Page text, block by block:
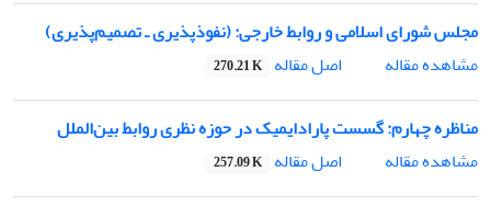
مجلس شورای اسلامی و روابط خارجی: (نفوذپذیری ـ تصمیم‌پذیری)
مشاهده مقاله
اصل مقاله 270.21 K
مناظره چهارم: گسست پارادایمیک در حوزه نظری روابط بین‌الملل
مشاهده مقاله
اصل مقاله 257.09 K